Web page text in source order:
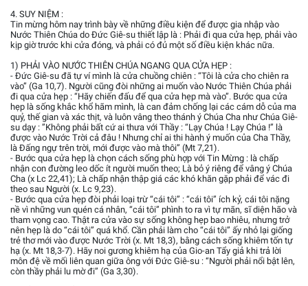
4. SUY NIỆM :
Tin mừng hôm nay trình bày về những điều kiện để được gia nhập vào
Nước Thiên Chúa do Đức Giê-su thiết lập là : Phải đi qua cửa hẹp, phải vào
kịp giờ trước khi cửa đóng, và phải có đủ một số điều kiện khác nữa.
1) PHẢI VÀO NƯỚC THIÊN CHÚA NGANG QUA CỬA HẸP :
- Đức Giê-su đã tự ví mình là cửa chuồng chiên : “Tôi là cửa cho chiên ra
vào” (Ga 10,7). Người cũng đòi những ai muốn vào Nước Thiên Chúa phải
đi qua cửa hẹp : “Hãy chiến đấu để qua cửa hẹp mà vào”. Bước qua cửa
hẹp là sống khắc khổ hãm mình, là can đảm chống lại các cám dỗ của ma
quỷ, thế gian và xác thịt, và luôn vâng theo thánh ý Chúa Cha như Chúa Giê-
su dạy : ”Không phải bất cứ ai thưa với Thầy : “Lạy Chúa ! Lạy Chúa !” là
được vào Nước Trời cả đâu ! Nhưng chỉ ai thi hành ý muốn của Cha Thầy,
là Đấng ngự trên trời, mới được vào mà thôi” (Mt 7,21).
- Bước qua cửa hẹp là chọn cách sống phù hợp với Tin Mừng : là chấp
nhận con đường leo dốc ít người muốn theo; Là bỏ ý riêng để vâng ý Chúa
Cha (x Lc 22,41); Là chấp nhận thập giá các khó khăn gặp phải để vác đi
theo sau Người (x. Lc 9,23).
- Bước qua cửa hẹp đòi phải loại trừ “cái tôi” : “cái tôi” ích kỷ, cái tôi nặng
nề vì những vun quén cá nhân, “cái tôi” phình to ra vì tự mãn, sĩ diện hão và
tham vọng cao. Thật ra cửa vào sự sống không hẹp bao nhiêu, nhưng trở
nên hẹp là do “cái tôi” quá khổ. Cần phải làm cho “cái tôi” ấy nhỏ lại giống
trẻ thơ mới vào được Nước Trời (x. Mt 18,3), bằng cách sống khiêm tốn tự
hạ (x. Mt 18,3-7). Hãy noi gương khiêm hạ của Gio-an Tẩy giả khi trả lời
môn đệ về mối liên quan giữa ông với Đức Giê-su : “Người phải nổi bật lên,
còn thầy phải lu mờ đi” (Ga 3,30).